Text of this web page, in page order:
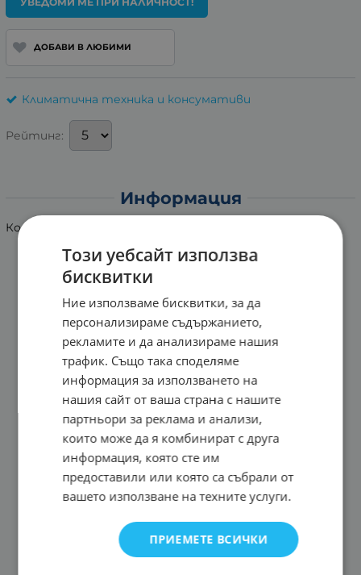
ДОБАВИ В ЛЮБИМИ
Климатична техника и консумативи
Рейтинг:
Информация
Конзола - подова
Този уебсайт използва
бисквитки
Ние използваме бисквитки, за да
персонализираме съдържанието,
рекламите и да анализираме нашия
трафик. Също така споделяме
информация за използването на
нашия сайт от ваша страна с нашите
партньори за реклама и анализи,
които може да я комбинират с друга
информация, която сте им
предоставили или която са събрали от
вашето използване на техните услуги.
ПРИЕМЕТЕ ВСИЧКИ